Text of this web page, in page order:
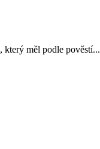
který měl podle pověstí...